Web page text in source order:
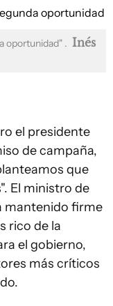
oportunidad" . Inés
el presidente
de campaña,
que
El ministro de
mantenido firme
rico de la
el gobierno,
más críticos